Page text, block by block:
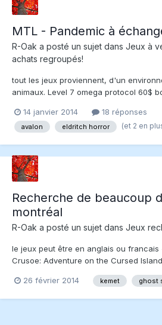
MTL - Pandemic à
R-Oak a posté un sujet dans Jeux à
achats regroupés!
tout les jeux proviennent, d'un
animaux. Level 7 omega protocol 60$
http://www.boardgamegeek.com/
Toute les pièces sont en très trèes
14 janvier 2014 18 réponses
avalon eldritch horror (et 2 en
Recherche de beaucoup
montréal
R-Oak a posté un sujet dans Jeux
le jeux peut être en anglais ou francais
Crusoe: Adventure on the Cursed
-- même chose que robinson - Hive
26 février 2014 kemet ghost